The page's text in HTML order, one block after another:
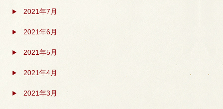
2021年7月
2021年6月
2021年5月
2021年4月
2021年3月